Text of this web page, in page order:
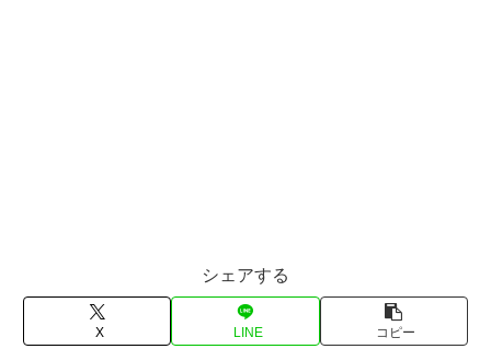
シェアする
X LINE コピー